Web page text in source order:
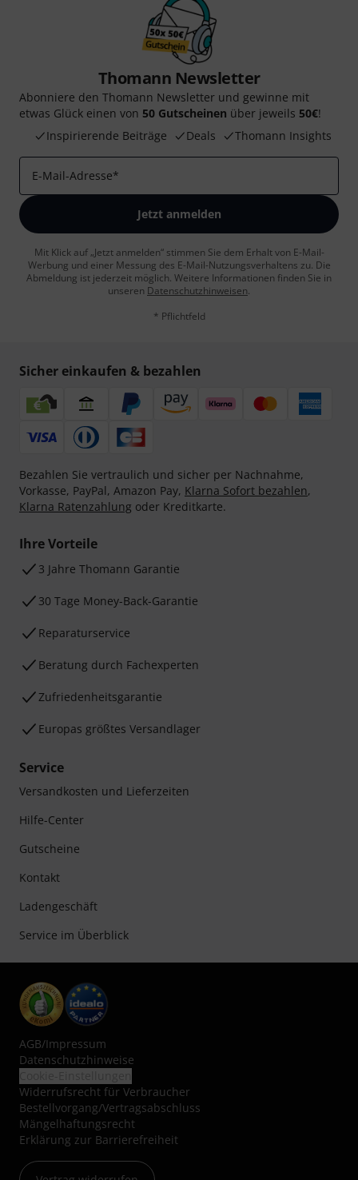
Thomann Newsletter
Abonniere den Thomann Newsletter und gewinne mit
etwas Glück einen von 50 Gutscheinen über jeweils 50€!
Inspirierende Beiträge
Deals Thomann Insights
E-Mail-Adresse*
Jetzt anmelden
Mit Klick auf „Jetzt anmelden“ stimmen Sie dem Erhalt von E-Mail-
Werbung und einer Messung des E-Mail-Nutzungsverhaltens zu. Die
Abmeldung ist jederzeit möglich. Weitere Informationen finden Sie in
unseren Datenschutzhinweisen.
* Pflichtfeld
Sicher einkaufen & bezahlen
Bezahlen Sie vertraulich und sicher per Nachnahme,
Vorkasse, PayPal, Amazon Pay, Klarna Sofort bezahlen,
Klarna Ratenzahlung oder Kreditkarte.
Ihre Vorteile
3 Jahre Thomann Garantie
30 Tage Money-Back-Garantie
Reparaturservice
Beratung durch Fachexperten
Zufriedenheitsgarantie
Europas größtes Versandlager
Service
Versandkosten und Lieferzeiten
Hilfe-Center
Gutscheine
Kontakt
Ladengeschäft
Service im Überblick
AGB/Impressum
Datenschutzhinweise
Widerrufsrecht für Verbraucher
Bestellvorgang/Vertragsabschluss
Mängelhaftungsrecht
Erklärung zur Barrierefreiheit